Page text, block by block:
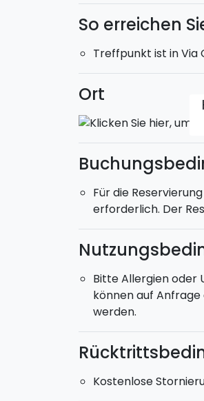
Street Food ist in
Bürger an und füllt so
Dauer
: Ortigia
So erreichen
Treffpunkt ist in Via
Ort
Für die
erforderlich. Der
Bitte Allergien oder
können auf
werden.
Kostenlose